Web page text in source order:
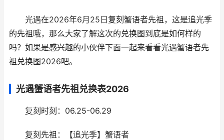
光遇在2026年6月25日复刻蟹语者先祖，这是追光季
的先祖哦，那么大家了解这次的兑换图到底是如何样的
吗？如果是感兴趣的小伙伴下面一起来看看光遇蟹语者先
祖兑换图2026吧。
光遇蟹语者先祖兑换表2026
复刻时刻：06.25-06.29
复刻先祖：【追光季】蟹语者